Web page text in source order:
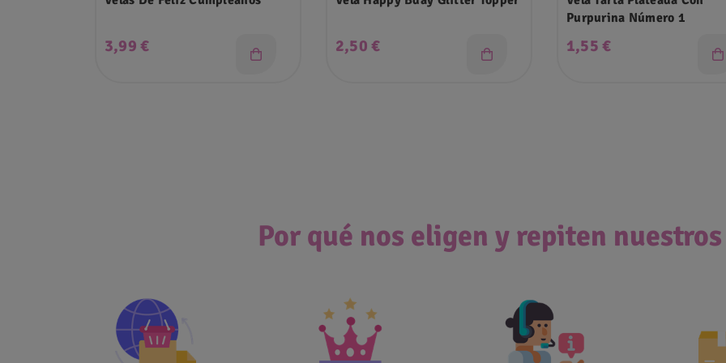
Precio
3,99 € Precio
2,50 €
Purpurina Número 1
Precio
1,55 €
Por qué nos eligen y repiten